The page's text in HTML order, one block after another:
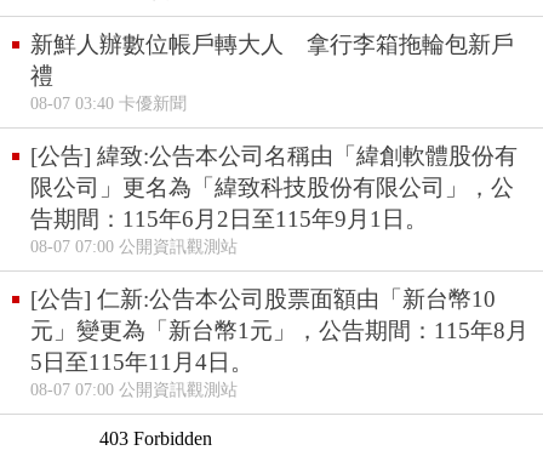
新鮮人辦數位帳戶轉大人 拿行李箱拖輪包新戶
禮
08-07 03:40 卡優新聞
[公告] 緯致:公告本公司名稱由「緯創軟體股份有
限公司」更名為「緯致科技股份有限公司」，公
告期間：115年6月2日至115年9月1日。
08-07 07:00 公開資訊觀測站
[公告] 仁新:公告本公司股票面額由「新台幣10
元」變更為「新台幣1元」，公告期間：115年8月
5日至115年11月4日。
08-07 07:00 公開資訊觀測站